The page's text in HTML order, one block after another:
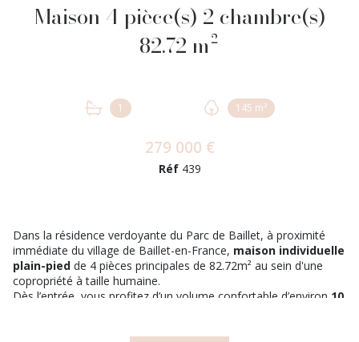
Maison 4 pièce(s) 2 chambre(s)
82.72 m²
1 145 m²
279 000 €
Réf 439
Dans la résidence verdoyante du Parc de Baillet, à proximité
immédiate du village de Baillet-en-France, maison individuelle
plain-pied de 4 pièces principales de 82.72m² au sein d'une
copropriété à taille humaine.
Dès l’entrée, vous profitez d’un volume confortable d’environ 10